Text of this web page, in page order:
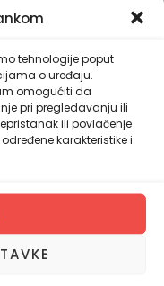
tehnologije poput
o uređaju.
omogućiti da
pri pregledavanju ili
ili povlačenje
karakteristike i
je izuzetno lagan i
(D 390 mm,
od samo2,1 kg.